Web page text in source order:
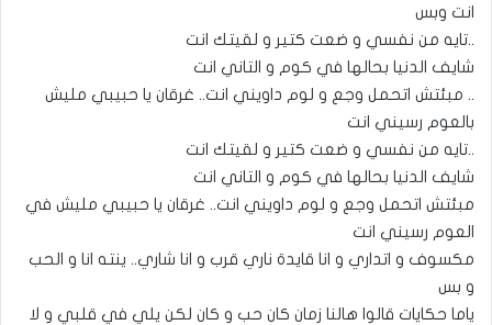
انت وبس
..تايه من نفسي و ضعت كتير و لقيتك انت
شايف الدنيا بحالها في كوم و التاني انت
.. مبئتش اتحمل وجع و لوم داويني انت.. غرقان يا حبيبي مليش
بالعوم رسيني انت
..تايه من نفسي و ضعت كتير و لقيتك انت
شايف الدنيا بحالها في كوم و التاني انت
مبئتش اتحمل وجع و لوم داويني انت.. غرقان يا حبيبي مليش في
العوم رسيني انت
مكسوف و اتداري و انا قايدة ناري قرب و انا شاري.. ينته انا و الحب
و بس
ياما حكايات قالوا هالنا زمان كان حب و كان لكن يلي في قلبي و لا